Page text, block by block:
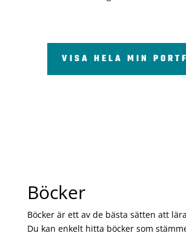
VISA HELA MIN
Böcker
Böcker är ett av de bästa sätten att
Du kan enkelt hitta böcker som